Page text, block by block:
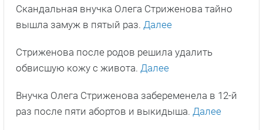
Скандальная внучка Олега Стриженова тайно
вышла замуж в пятый раз. Далее
Стриженова после родов решила удалить
обвисшую кожу с живота. Далее
Внучка Олега Стриженова забеременела в 12-й
раз после пяти абортов и выкидыша. Далее